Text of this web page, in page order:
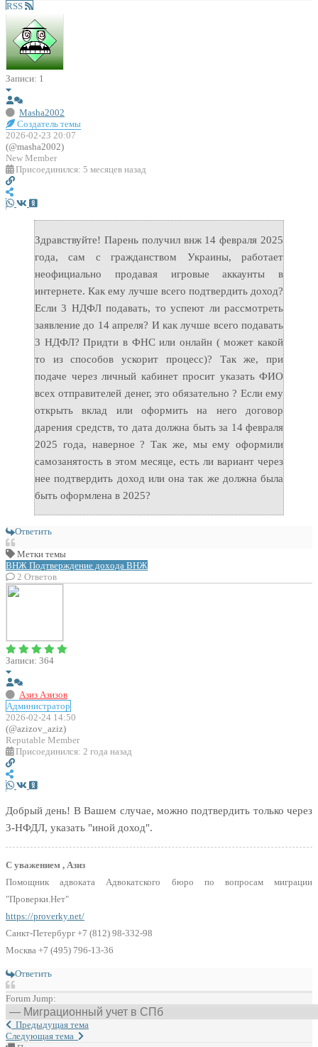
RSS
Записи: 1
Masha2002
Создатель темы
2026-02-23 20:07
(@masha2002)
New Member
Присоединился: 5 месяцев назад
Здравствуйте! Парень получил внж 14 февраля 2025
года, сам с гражданством Украины, работает
неофициально продавая игровые аккаунты в
интернете. Как ему лучше всего подтвердить доход?
Если 3 НДФЛ подавать, то успеют ли рассмотреть
заявление до 14 апреля? И как лучше всего подавать
3 НДФЛ? Придти в ФНС или онлайн ( может какой
то из способов ускорит процесс)? Так же, при
подаче через личный кабинет просит указать ФИО
всех отправителей денег, это обязательно ? Если ему
открыть вклад или оформить на него договор
дарения средств, то дата должна быть за 14 февраля
2025 года, наверное ? Так же, мы ему оформили
самозанятость в этом месяце, есть ли вариант через
нее подтвердить доход или она так же должна была
быть оформлена в 2025?
Ответить
Метки темы
ВНЖ Подтверждение дохода ВНЖ
2 Ответов
Записи: 364
Азиз Азизов
Администратор
2026-02-24 14:50
(@azizov_aziz)
Reputable Member
Присоединился: 2 года назад
Добрый день! В Вашем случае, можно подтвердить только через
3-НФДЛ, указать "иной доход".
С уважением , Азиз
Помощник адвоката Адвокатского бюро по вопросам миграции
"Проверки.Нет"
https://proverky.net/
Санкт-Петербург +7 (812) 98-332-98
Москва +7 (495) 796-13-36
Ответить
Forum Jump:
Предыдущая тема
Следующая тема